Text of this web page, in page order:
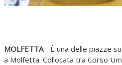
MOLFETTA- È una delle piazze
a Molfetta. Collocata tra Corso